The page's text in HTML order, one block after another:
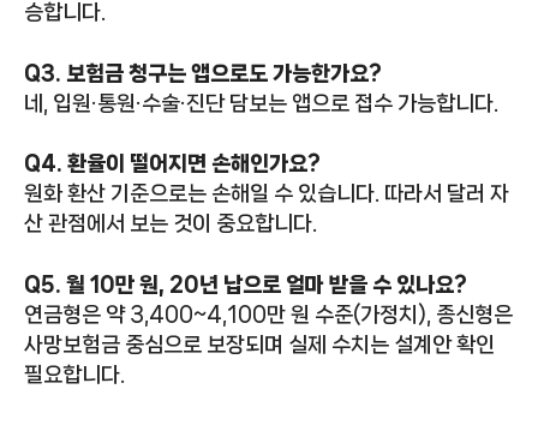
승합니다.
Q3. 보험금 청구는 앱으로도 가능한가요?
네, 입원·통원·수술·진단 담보는 앱으로 접수 가능합니다.
Q4. 환율이 떨어지면 손해인가요?
원화 환산 기준으로는 손해일 수 있습니다. 따라서 달러 자
산 관점에서 보는 것이 중요합니다.
Q5. 월 10만 원, 20년 납으로 얼마 받을 수 있나요?
연금형은 약 3,400~4,100만 원 수준(가정치), 종신형은
사망보험금 중심으로 보장되며 실제 수치는 설계안 확인
필요합니다.